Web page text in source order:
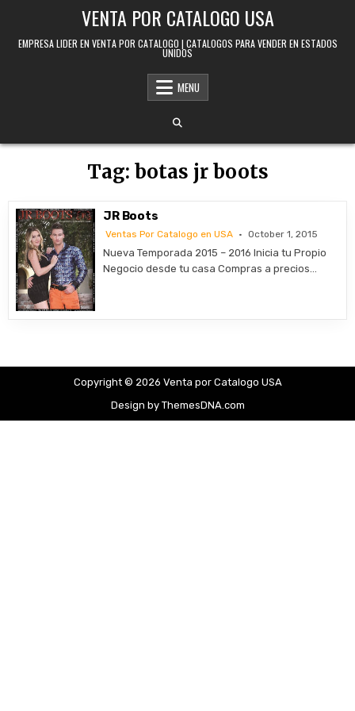
VENTA POR CATALOGO USA
EMPRESA LIDER EN VENTA POR CATALOGO | CATALOGOS PARA VENDER EN ESTADOS
UNIDOS
MENU
Tag: botas jr boots
JR Boots
Ventas Por Catalogo en USA October 1, 2015
Nueva Temporada 2015 – 2016 Inicia tu Propio
Negocio desde tu casa Compras a precios…
Copyright © 2026 Venta por Catalogo USA
Design by ThemesDNA.com